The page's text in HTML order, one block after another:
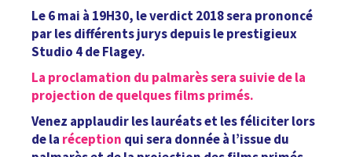
Le 6 mai à 19H30, le verdict 2018 sera prononcé
par les différents jurys depuis le prestigieux
Studio 4 de Flagey.
La proclamation du palmarès sera suivie de la
projection de quelques films primés.
Venez applaudir les lauréats et les féliciter lors
de la réception qui sera donnée à l’issue du